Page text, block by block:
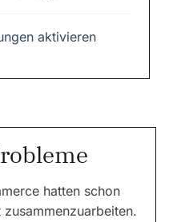
aktivieren
hatten schon